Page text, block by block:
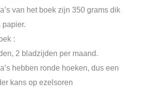
van het boek zijn 350 grams dik
papier.
:
2 bladzijden per maand.
hebben ronde hoeken, dus een
kans op ezelsoren